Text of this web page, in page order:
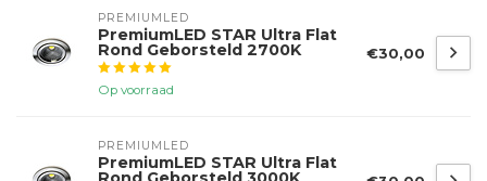
PREMIUMLED
PremiumLED STAR Ultra Flat
Rond Geborsteld 2700K
Op voorraad
€30,00
PREMIUMLED
PremiumLED STAR Ultra Flat